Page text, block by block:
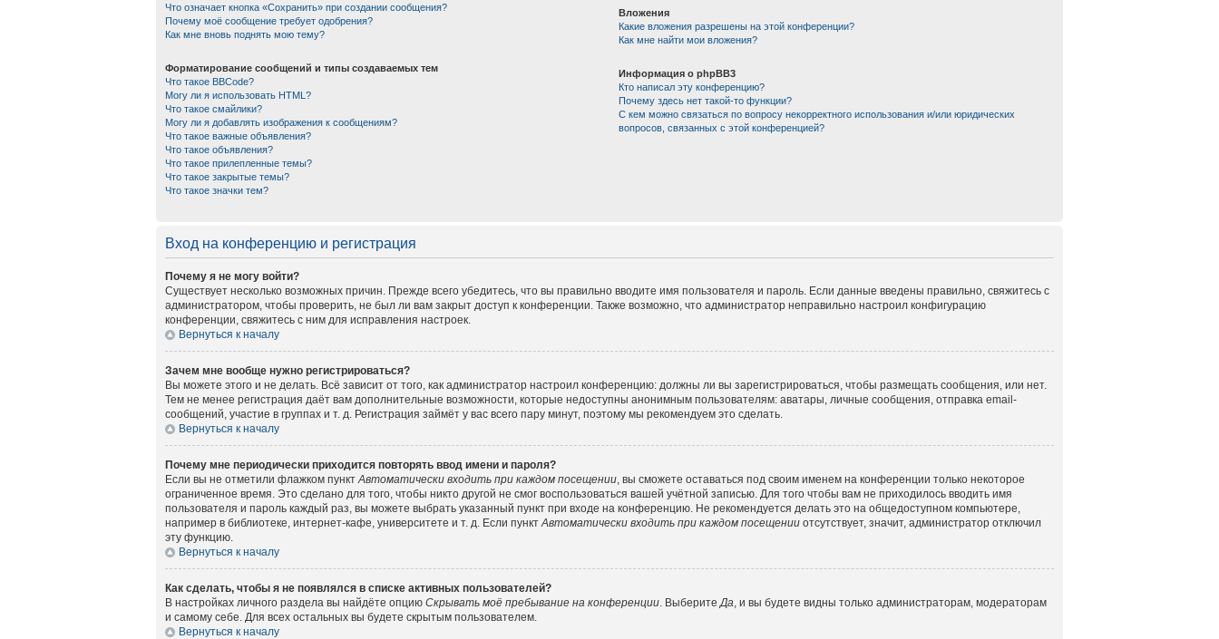
Что означает кнопка «Сохранить» при создании сообщения?
Почему моё сообщение требует одобрения?
Как мне вновь поднять мою тему?
Форматирование сообщений и типы создаваемых тем
Что такое BBCode?
Могу ли я использовать HTML?
Что такое смайлики?
Могу ли я добавлять изображения к сообщениям?
Что такое важные объявления?
Что такое объявления?
Что такое прилепленные темы?
Что такое закрытые темы?
Что такое значки тем?
Вложения
Какие вложения разрешены на этой конференции?
Как мне найти мои вложения?
Информация о phpBB3
Кто написал эту конференцию?
Почему здесь нет такой-то функции?
С кем можно связаться по вопросу некорректного использования и/или юридических
вопросов, связанных с этой конференцией?
Вход на конференцию и регистрация
Почему я не могу войти?
Существует несколько возможных причин. Прежде всего убедитесь, что вы правильно вводите имя пользователя и пароль. Если данные введены правильно, свяжитесь с
администратором, чтобы проверить, не был ли вам закрыт доступ к конференции. Также возможно, что администратор неправильно настроил конфигурацию
конференции, свяжитесь с ним для исправления настроек.
Вернуться к началу
Зачем мне вообще нужно регистрироваться?
Вы можете этого и не делать. Всё зависит от того, как администратор настроил конференцию: должны ли вы зарегистрироваться, чтобы размещать сообщения, или нет.
Тем не менее регистрация даёт вам дополнительные возможности, которые недоступны анонимным пользователям: аватары, личные сообщения, отправка email-
сообщений, участие в группах и т. д. Регистрация займёт у вас всего пару минут, поэтому мы рекомендуем это сделать.
Вернуться к началу
Почему мне периодически приходится повторять ввод имени и пароля?
Если вы не отметили флажком пунктАвтоматически входить при каждом посещении, вы сможете оставаться под своим именем на конференции только некоторое
ограниченное время. Это сделано для того, чтобы никто другой не смог воспользоваться вашей учётной записью. Для того чтобы вам не приходилось вводить имя
пользователя и пароль каждый раз, вы можете выбрать указанный пункт при входе на конференцию. Не рекомендуется делать это на общедоступном компьютере,
например в библиотеке, интернет-кафе, университете и т. д. Если пунктАвтоматически входить при каждом посещении отсутствует, значит, администратор отключил
эту функцию.
Вернуться к началу
Как сделать, чтобы я не появлялся в списке активных пользователей?
В настройках личного раздела вы найдёте опцию Скрывать моё пребывание на конференции. ВыберитеДа, и вы будете видны только администраторам, модераторам
и самому себе. Для всех остальных вы будете скрытым пользователем.
Вернуться к началу